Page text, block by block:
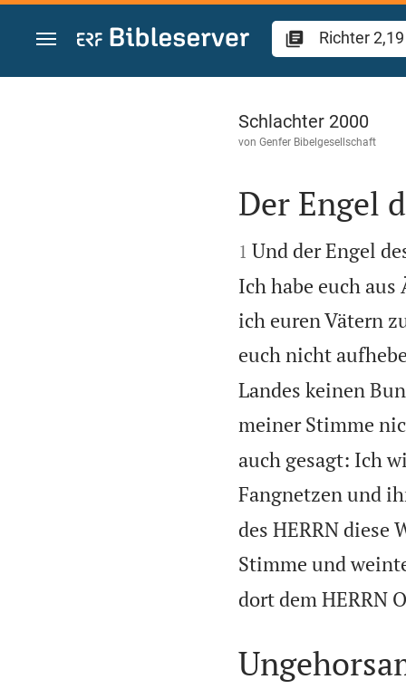
Zum Inhalt springen
Richter 2
Schlachter 2000
von Genfer Bibelgesellschaft

Der Engel

1 Und der Engel
Ich habe euch
ich euren Vätern
euch nicht
Landes keinen
meiner Stimme
auch gesagt: Ich
Fangnetzen und
des HERRN diese
Stimme und
dort dem HERRN